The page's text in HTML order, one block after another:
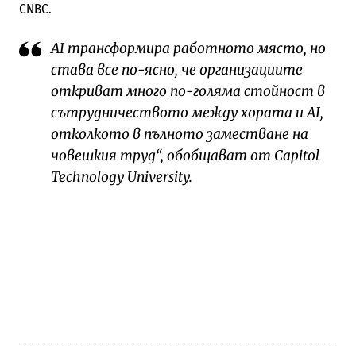
CNBC.
AI трансформира работното място, но
става все по-ясно, че организациите
откриват много по-голяма стойност в
сътрудничеството между хората и AI,
отколкото в пълното заместване на
човешкия труд“, обобщават от Capitol
Technology University.